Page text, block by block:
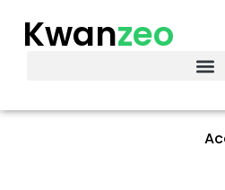
Kwanzeo